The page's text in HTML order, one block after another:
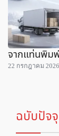
จากแท่นพิม
22 กรกฎาคม 2026
ฉบับปัจ